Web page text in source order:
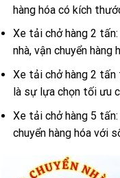
hàng hóa có kích
Xe tải chở hàng 2
nhà, vận chuyển
Xe tải chở hàng 2 tấn
là sự lựa chọn tối ưu
Xe tải chở hàng 5
chuyển hàng hóa với